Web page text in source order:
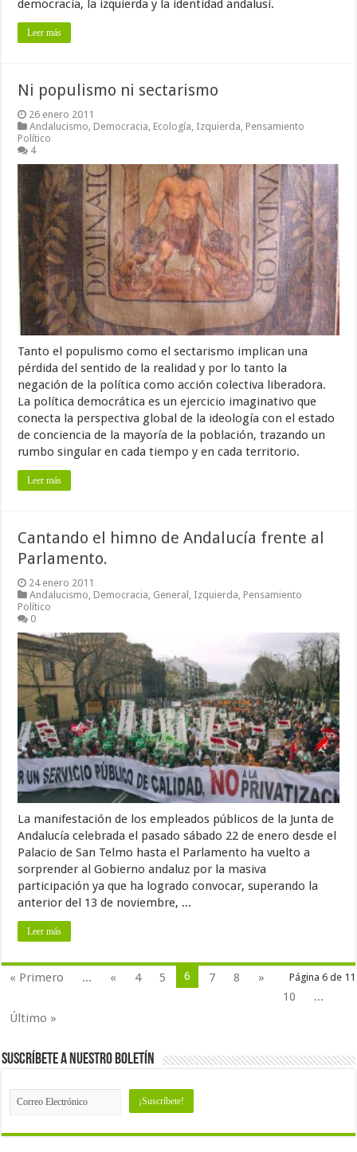
democracia, la izquierda y la identidad andalusí.
Leer más
Ni populismo ni sectarismo
26 enero 2011
Andalucismo Democracia Ecología Izquierda Pensamiento
Político
4
Tanto el populismo como el sectarismo implican una
pérdida del sentido de la realidad y por lo tanto la
negación de la política como acción colectiva liberadora.
La política democrática es un ejercicio imaginativo que
conecta la perspectiva global de la ideología con el estado
de conciencia de la mayoría de la población, trazando un
rumbo singular en cada tiempo y en cada territorio.
Leer más
Cantando el himno de Andalucía frente al
Parlamento.
24 enero 2011
Andalucismo Democracia General Izquierda Pensamiento
Político
0
La manifestación de los empleados públicos de la Junta de
Andalucía celebrada el pasado sábado 22 de enero desde el
Palacio de San Telmo hasta el Parlamento ha vuelto a
sorprender al Gobierno andaluz por la masiva
participación ya que ha logrado convocar, superando la
anterior del 13 de noviembre, ...
Leer más
Página 6 de 11
« Primero ... « 4 5 6 7 8
»
10
...
Último »
Suscríbete a nuestro Boletín